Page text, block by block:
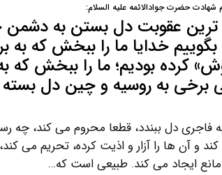
شهادت حضرت جوادالائمه علیه السلام:
عقوبت دل بستن به دشمن
بگوییم خدایا ما را ببخش که به
کرده بودیم؛ ما را ببخش که
برخی به روسیه و چین دل بسته
فاجری دل ببندد، قطعا محروم می کند، چه
و آن ها را آزار و اذیت کرده، تحریم می
ایجاد می کند. طبیعی است که…